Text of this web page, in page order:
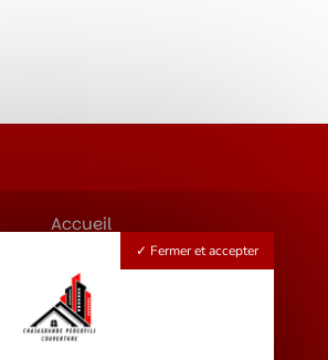
Accueil
Zinguerie
Rénovation de toiture
Nettoyage de toiture
Fermer et accepter